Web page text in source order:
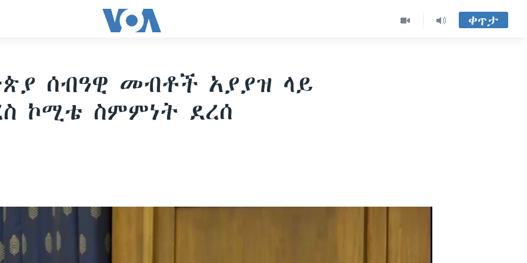
ቀጥታ
ሰብዓዊ መብቶች አያያዝ ላይ
ኮሚቴ ስምምነት ደረሰ